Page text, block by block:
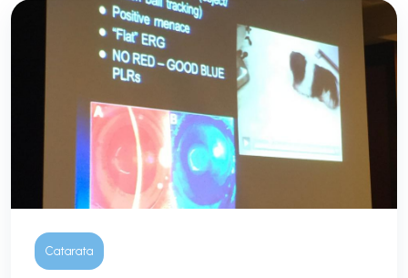
Catarata